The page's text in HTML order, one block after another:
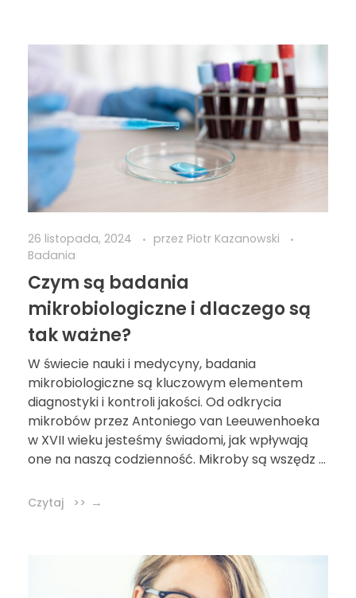
26 listopada, 2024 przez Piotr Kazanowski
Badania
Czym są badania
mikrobiologiczne i dlaczego są
tak ważne?
W świecie nauki i medycyny, badania
mikrobiologiczne są kluczowym elementem
diagnostyki i kontroli jakości. Od odkrycia
mikrobów przez Antoniego van Leeuwenhoeka
w XVII wieku jesteśmy świadomi, jak wpływają
one na naszą codzienność. Mikroby są wszędz ...
Czytaj >>